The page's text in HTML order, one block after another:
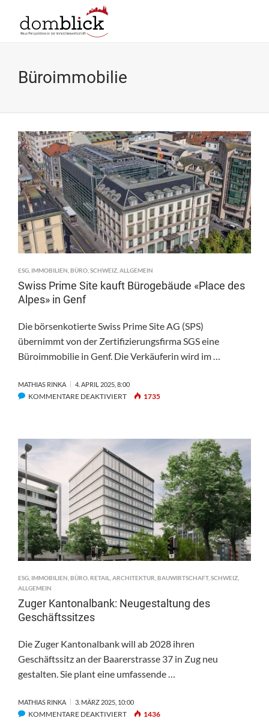
Büroimmobilie
ESG IMMOBILIEN BÜRO SCHWEIZ ALLGEMEIN
Swiss Prime Site kauft Bürogebäude «Place des
Alpes» in Genf
Die börsenkotierte Swiss Prime Site AG (SPS)
übernimmt von der Zertifizierungsfirma SGS eine
Büroimmobilie in Genf. Die Verkäuferin wird im …
MATHIAS RINKA 4. APRIL 2025, 8:00
KOMMENTARE DEAKTIVIERTFÜR
BÜROGEBÄUDE
«PLACE
DES
ALPES»
IN
GENF
1735
ESG, IMMOBILIEN,BÜRO, RETAIL,ARCHITEKTUR,BAUWIRTSCHAFT,SCHWEIZ,
ALLGEMEIN
Zuger Kantonalbank: Neugestaltung des
Geschäftssitzes
Die Zuger Kantonalbank will ab 2028 ihren
Geschäftssitz an der Baarerstrasse 37 in Zug neu
gestalten. Sie plant eine umfassende …
MATHIAS RINKA 3. MÄRZ 2025, 10:00
KOMMENTARE DEAKTIVIERTFÜR 1436